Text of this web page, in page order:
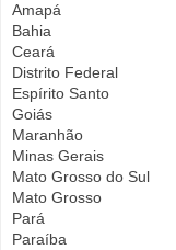
Amapá
Bahia
Ceará
Distrito Federal
Espírito Santo
Goiás
Maranhão
Minas Gerais
Mato Grosso do Sul
Mato Grosso
Pará
Paraíba